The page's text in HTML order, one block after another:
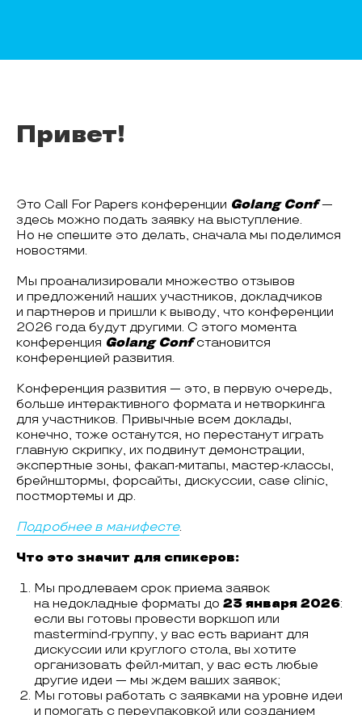
Привет!
Это Call For Papers конференции Golang Conf—
здесь можно подать заявку на выступление.
Но не спешите это делать, сначала мы поделимся
новостями.
Мы проанализировали множество отзывов
и предложений наших участников, докладчиков
и партнеров и пришли к выводу, что конференции
2026 года будут другими. С этого момента
конференция Golang Confстановится
конференцией развития.
Конференция развития — это, в первую очередь,
больше интерактивного формата и нетворкинга
для участников. Привычные всем доклады,
конечно, тоже останутся, но перестанут играть
главную скрипку, их подвинут демонстрации,
экспертные зоны, факап-митапы, мастер-классы,
брейнштормы, форсайты, дискуссии, case clinic,
постмортемы и др.
Подробнее в манифесте.
Что это значит для спикеров:
Мы продлеваем срок приема заявок
на недокладные форматы до 23 января 2026:
если вы готовы провести воркшоп или
mastermind-группу, у вас есть вариант для
дискуссии или круглого стола, вы хотите
организовать фейл-митап, у вас есть любые
другие идеи — мы ждем ваших заявок;
Мы готовы работать с заявками на уровне идеи
и помогать с переупаковкой или созданием